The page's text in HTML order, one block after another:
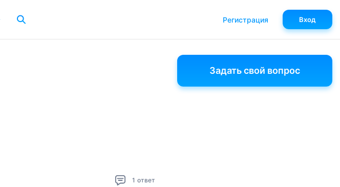
1 ответ
Задать свой вопрос
Регистрация Вход